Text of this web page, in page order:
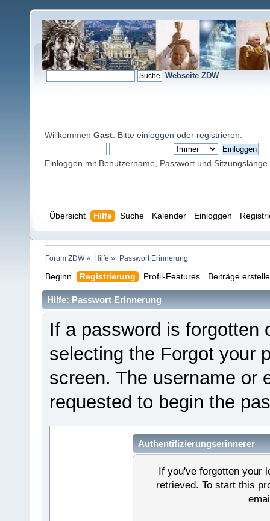
Webseite ZDW
Willkommen Gast . Bitte einloggen oder registrieren
Einloggen mit Benutzername, Passwort und Sitzungslänge
Übersicht Hilfe Suche Kalender Einloggen
Forum ZDW» Hilfe » Passwort Erinnerung
Beginn Registrierung Profil-Features Beiträge
Hilfe: Passwort Erinnerung
If a password is forgotten
selecting the Forgot your
screen. The username or
requested to begin the
Authentifizierungserinnerer
If you've forgotten your
retrieved. To start this